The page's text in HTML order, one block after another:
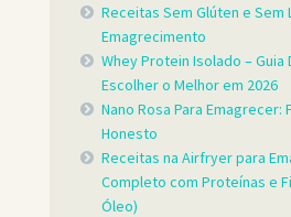
Receitas Sem Glúten e Sem
Emagrecimento
Whey Protein Isolado –
Escolher o Melhor em 2026
Nano Rosa Para Emagrecer:
Honesto
Receitas na Airfryer para
Completo com Proteínas e
Óleo)